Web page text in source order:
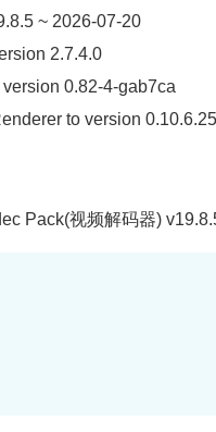
~ 2026-07-20
2.7.4.0
0.82-4-gab7ca
to version
Pack(视频解码器)